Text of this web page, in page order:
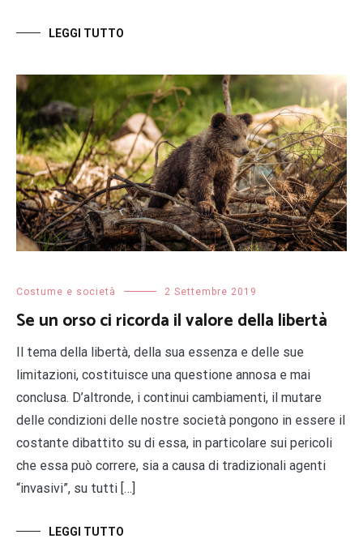
LEGGI TUTTO
Costume e società 2 Settembre 2019
Se un orso ci ricorda il valore della libertà
Il tema della libertà, della sua essenza e delle sue
limitazioni, costituisce una questione annosa e mai
conclusa. D’altronde, i continui cambiamenti, il mutare
delle condizioni delle nostre società pongono in essere il
costante dibattito su di essa, in particolare sui pericoli
che essa può correre, sia a causa di tradizionali agenti
“invasivi”, su tutti […]
LEGGI TUTTO